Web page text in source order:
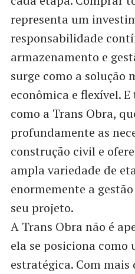
representa um
responsabilidade
armazenamento e
surge como a solução
econômica e flexível.
como a Trans Obra,
profundamente as
construção civil e
ampla variedade de
enormemente a
seu projeto.
A Trans Obra não é
ela se posiciona como
estratégica. Com mais